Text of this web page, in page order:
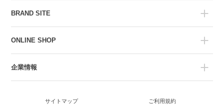
BRAND SITE
ONLINE SHOP
企業情報
サイトマップ ご利用規約